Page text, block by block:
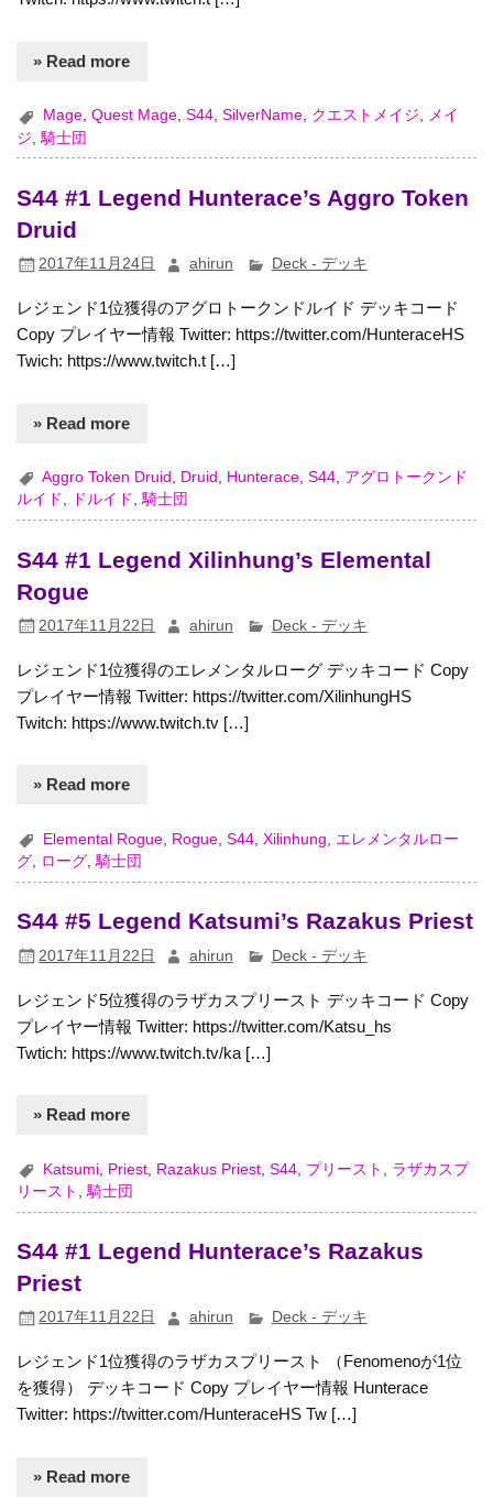
» Read more
Mage,Quest Mage,S44,SilverName, クエストメイジ, メイ
ジ ,騎士団
S44 #1 Legend Hunterace’s Aggro Token
Druid
2017年11月24日 ahirun Deck - デッキ
レジェンド1位獲得のアグロトークンドルイド デッキコード
Copy プレイヤー情報 Twitter: https://twitter.com/HunteraceHS
Twich: https://www.twitch.t […]
» Read more
Aggro Token Druid Druid Hunterace ,S44 アグロトークンド
ルイド , ドルイド ,騎士団
S44 #1 Legend Xilinhung’s Elemental
Rogue
2017年11月22日 ahirun Deck - デッキ
レジェンド1位獲得のエレメンタルローグ デッキコード Copy
プレイヤー情報 Twitter: https://twitter.com/XilinhungHS
Twitch: https://www.twitch.tv […]
» Read more
Elemental Rogue Rogue ,S44 ,Xilinhung
エレメンタルロー
グ, ローグ,騎士団
S44 #5 Legend Katsumi’s Razakus Priest
2017年11月22日 ahirun Deck - デッキ
レジェンド5位獲得のラザカスプリースト デッキコード Copy
プレイヤー情報 Twitter: https://twitter.com/Katsu_hs
Twtich: https://www.twitch.tv/ka […]
» Read more
Katsumi Priest Razakus Priest ,S44 プリースト
ラザカスプ
リースト
,騎士団
S44 #1 Legend Hunterace’s Razakus
Priest
2017年11月22日 ahirun Deck - デッキ
レジェンド1位獲得のラザカスプリースト （Fenomenoが1位
を獲得） デッキコード Copy プレイヤー情報 Hunterace
Twitter: https://twitter.com/HunteraceHS Tw […]
» Read more